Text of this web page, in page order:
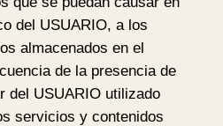
del USUARIO, a los
almacenados en el
de la presencia de
del USUARIO utilizado
servicios y contenidos